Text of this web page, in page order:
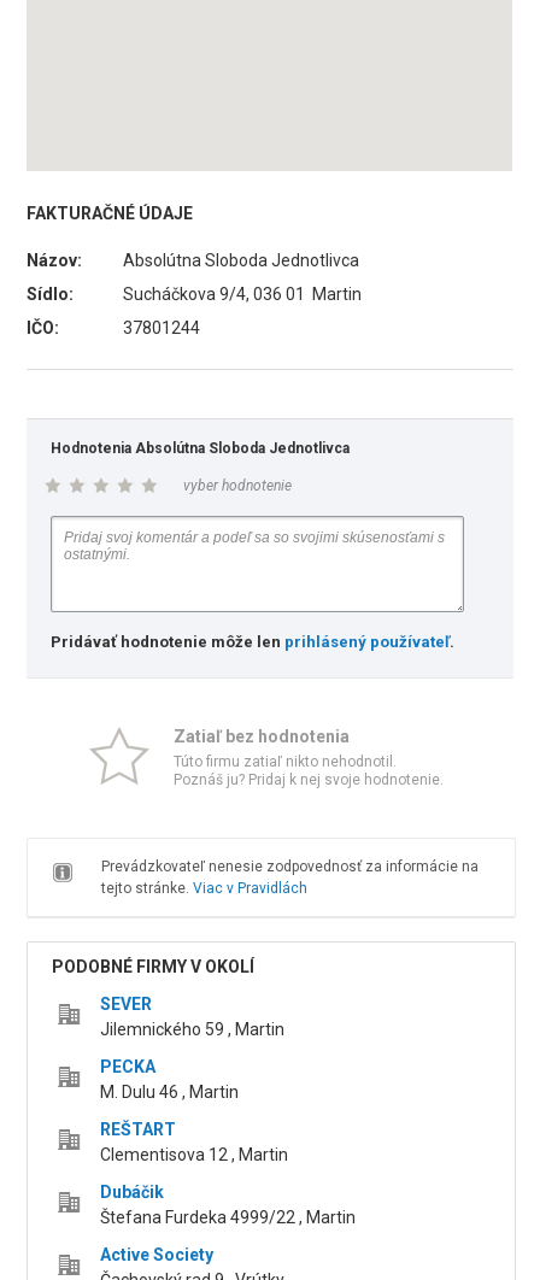
FAKTURAČNÉ ÚDAJE
Názov:
Absolútna Sloboda Jednotlivca
Sídlo:
Sucháčkova 9/4, 036 01 Martin
IČO:
37801244
Hodnotenia Absolútna Sloboda Jednotlivca
vyber hodnotenie
Pridávať hodnotenie môže len prihlásený používateľ.
Zatiaľ bez hodnotenia
Túto firmu zatiaľ nikto nehodnotil.
Poznáš ju? Pridaj k nej svoje hodnotenie.
Prevádzkovateľ nenesie zodpovednosť za informácie na
tejto stránke. Viac v Pravidlách
PODOBNÉ FIRMY V OKOLÍ
SEVER
Jilemnického 59 , Martin
PECKA
M. Dulu 46 , Martin
REŠTART
Clementisova 12 , Martin
Dubáčik
Štefana Furdeka 4999/22 , Martin
Active Society